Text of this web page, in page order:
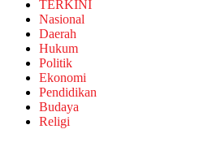
TERKINI
Nasional
Daerah
Hukum
Politik
Ekonomi
Pendidikan
Budaya
Religi